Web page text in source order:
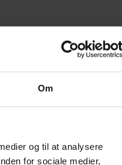
Om
og til at analysere
for sociale medier,